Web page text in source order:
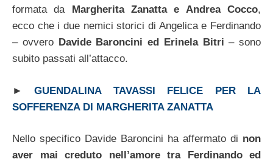
formata da
Margherita Zanatta e Andrea Cocco,
ecco che i due nemici storici di Angelica e Ferdinando
– ovvero Davide Baroncini ed Erinela Bitri – sono
subito passati all’attacco.
►GUENDALINA TAVASSI FELICE PER LA
SOFFERENZA DI MARGHERITA ZANATTA
Nello specifico Davide Baroncini ha affermato di non
aver mai creduto nell’amore tra Ferdinando ed